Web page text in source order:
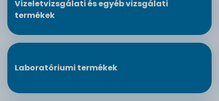
Vizeletvizsgálati és egyéb vizsgálati
termékek
Laboratóriumi termékek